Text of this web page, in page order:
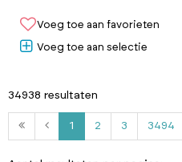
Voeg toe aan favorieten
Voeg toe aan selectie
34938 resultaten
1 2 3 3494
4